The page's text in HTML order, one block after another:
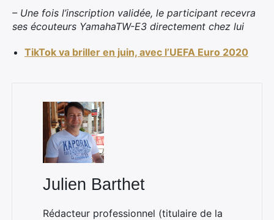
– Une fois l’inscription validée, le participant recevra
ses écouteurs YamahaTW-E3 directement chez lui
TikTok va briller en juin, avec l’UEFA Euro 2020
Julien Barthet
Rédacteur professionnel (titulaire de la
Rechercher